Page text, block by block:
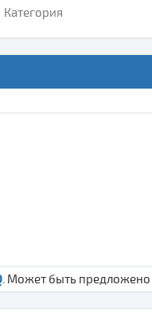
Категория
. Может быть предложено